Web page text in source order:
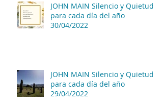
JOHN MAIN Silencio y Quietud
para cada día del año
30/04/2022
JOHN MAIN Silencio y Quietud
para cada día del año
29/04/2022